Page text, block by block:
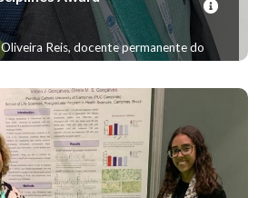
Reis, docente permanente do
saúde, foi contemplado no processo
professor visitante no Setor de Cirurgia
de Medicina da Universidade de
de fevereiro a maio de 2023.